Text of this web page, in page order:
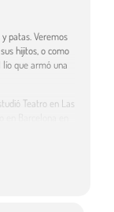
patas. Veremos
hijitos, o como
que armó una
Teatro en Las
Casa de los